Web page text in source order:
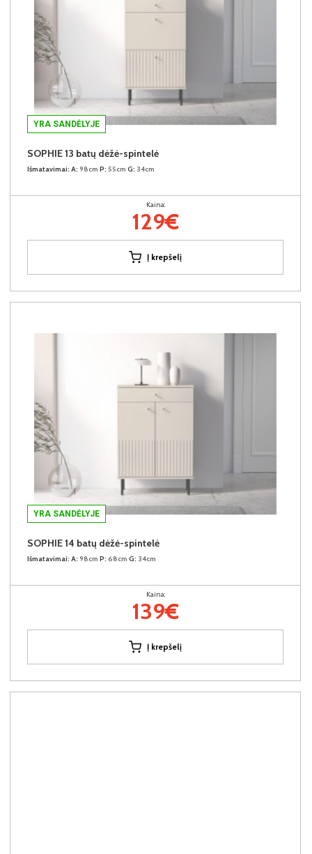
YRA SANDĖLYJE
SOPHIE 13 batų dėžė-spintelė
Išmatavimai: A: 98cm P: 55cm G: 34cm
Kaina:
129€
Į krepšelį
YRA SANDĖLYJE
SOPHIE 14 batų dėžė-spintelė
Išmatavimai: A: 98cm P: 68cm G: 34cm
Kaina:
139€
Į krepšelį